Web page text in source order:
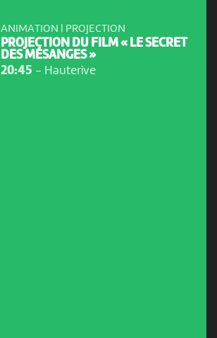
ANIMATION | PROJECTION
PROJECTION DU FILM « LE SECRET
DES MÉSANGES »
20:45 - Hauterive